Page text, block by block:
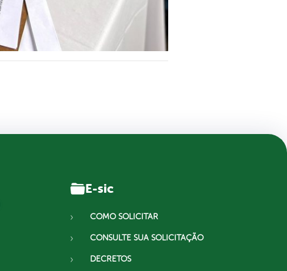
E-sic
COMO SOLICITAR
CONSULTE SUA SOLICITAÇÃO
DECRETOS